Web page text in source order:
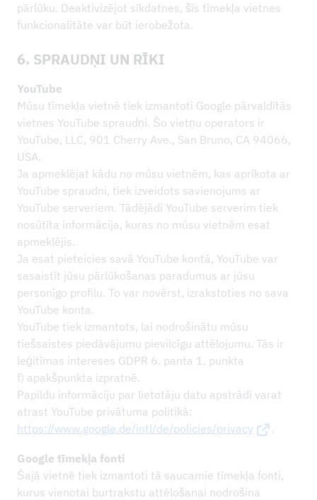
pārlūku. Deaktivizējot sīkdatnes, šīs tīmekļa vietnes
funkcionalitāte var būt ierobežota.
6. SPRAUDŅI UN RĪKI
YouTube
Mūsu tīmekļa vietnē tiek izmantoti Google pārvaldītās
vietnes YouTube spraudņi. Šo vietņu operators ir
YouTube, LLC, 901 Cherry Ave., San Bruno, CA 94066,
USA.
Ja apmeklējat kādu no mūsu vietnēm, kas aprīkota ar
YouTube spraudni, tiek izveidots savienojums ar
YouTube serveriem. Tādējādi YouTube serverim tiek
nosūtīta informācija, kuras no mūsu vietnēm esat
apmeklējis.
Ja esat pieteicies savā YouTube kontā, YouTube var
sasaistīt jūsu pārlūkošanas paradumus ar jūsu
personīgo profilu. To var novērst, izrakstoties no sava
YouTube konta.
YouTube tiek izmantots, lai nodrošinātu mūsu
tiešsaistes piedāvājumu pievilcīgu attēlojumu. Tās ir
leģitīmas intereses GDPR 6. panta 1. punkta
f) apakšpunkta izpratnē.
Papildu informāciju par lietotāju datu apstrādi varat
atrast YouTube privātuma politikā:
https://www.google.de/intl/de/policies/privacy
.
Google tīmekļa fonti
Šajā vietnē tiek izmantoti tā saucamie tīmekļa fonti,
kurus vienotai burtrakstu attēlošanai nodrošina